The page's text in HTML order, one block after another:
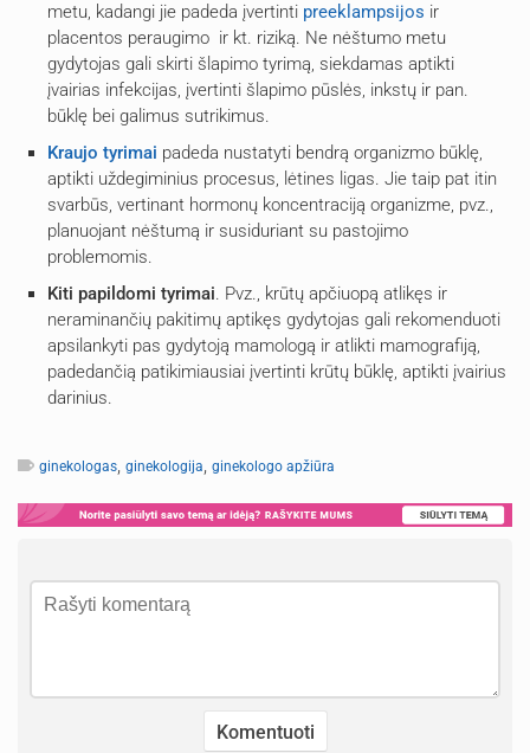
metu, kadangi jie padeda įvertinti preeklampsijos ir
placentos peraugimo ir kt. riziką. Ne nėštumo metu
gydytojas gali skirti šlapimo tyrimą, siekdamas aptikti
įvairias infekcijas, įvertinti šlapimo pūslės, inkstų ir pan.
būklę bei galimus sutrikimus.
Kraujo tyrimai padeda nustatyti bendrą organizmo būklę,
aptikti uždegiminius procesus, lėtines ligas. Jie taip pat itin
svarbūs, vertinant hormonų koncentraciją organizme, pvz.,
planuojant nėštumą ir susiduriant su pastojimo
problemomis.
Kiti papildomi tyrimai. Pvz., krūtų apčiuopą atlikęs ir
neraminančių pakitimų aptikęs gydytojas gali rekomenduoti
apsilankyti pas gydytoją mamologą ir atlikti mamografiją,
padedančią patikimiausiai įvertinti krūtų būklę, aptikti įvairius
darinius.
ginekologas ginekologija ginekologo apžiūra